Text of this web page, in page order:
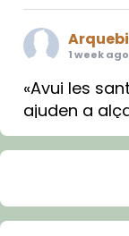
1 week ago
«Avui les
ajuden a
Mons. Sergi
Santes de
🔗